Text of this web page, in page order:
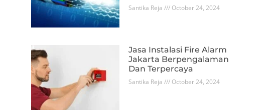
Santika Reja October 24, 2024
Jasa Instalasi Fire Alarm
Jakarta Berpengalaman
Dan Terpercaya
Santika Reja October 24, 2024